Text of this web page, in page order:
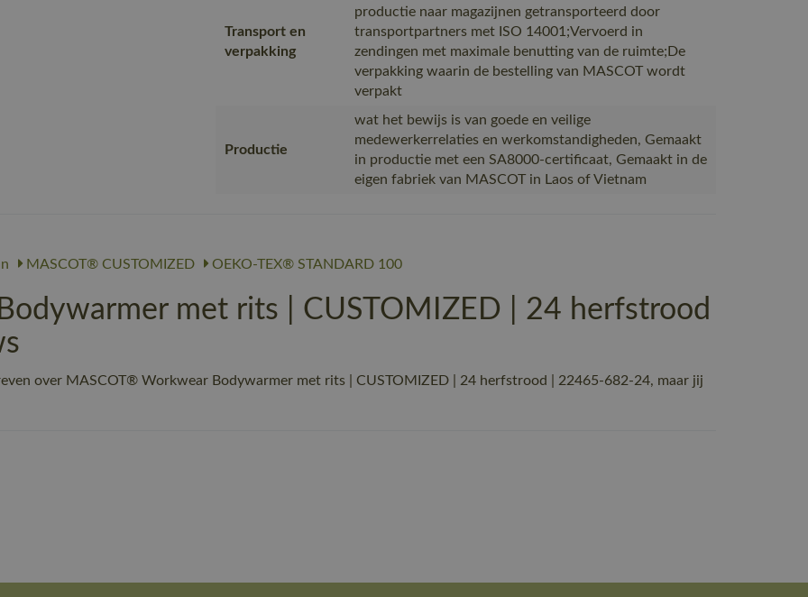
Transport en
verpakking
productie naar magazijnen getransporteerd door
transportpartners met ISO 14001;Vervoerd in
zendingen met maximale benutting van de ruimte;De
verpakking waarin de bestelling van MASCOT wordt
verpakt
Productie
wat het bewijs is van goede en veilige
medewerkerrelaties en werkomstandigheden, Gemaakt
in productie met een SA8000-certificaat, Gemaakt in de
eigen fabriek van MASCOT in Laos of Vietnam
MASCOT® CUSTOMIZED OEKO-TEX® STANDARD 100
met rits | CUSTOMIZED | 24 herfstrood
over MASCOT® Workwear Bodywarmer met rits | CUSTOMIZED | 24 herfstrood | 22465-682-24, maar jij